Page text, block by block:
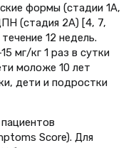
формы (стадии 1А,
(стадия 2А) [4, 7,
12 недель.
мг/кг 1 раз в сутки
моложе 10 лет
дети и подростки
Score). Для